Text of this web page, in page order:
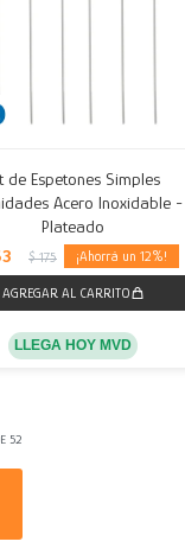
de Espetones Simples
Acero Inoxidable -
Plateado
$ 175 12
LLEGA HOY MVD
52